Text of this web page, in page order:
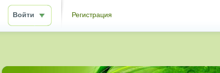
Войти Регистрация